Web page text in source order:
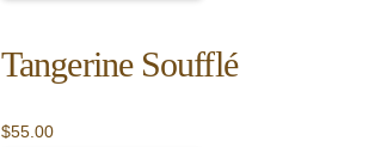
Tangerine Soufflé
$55.00